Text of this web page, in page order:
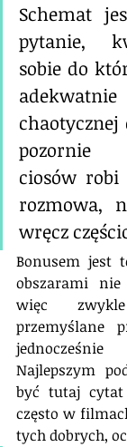
Schemat
pytanie,
sobie do
pozornie
ciosów robi
rozmowa,
wręcz
Bonusem jest
obszarami
więc
przemyślane
Najlepszym
być tutaj cytat
często w
tych dobrych,